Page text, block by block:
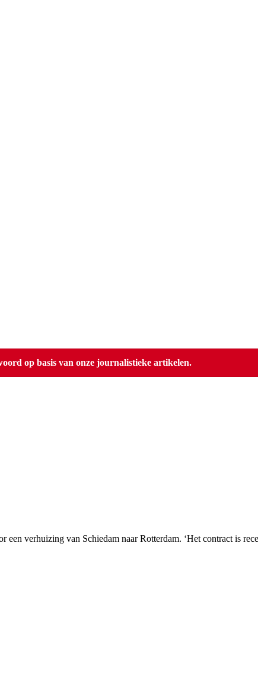
op basis van onze journalistieke artikelen.
verhuizing van Schiedam naar Rotterdam. ‘Het contract is